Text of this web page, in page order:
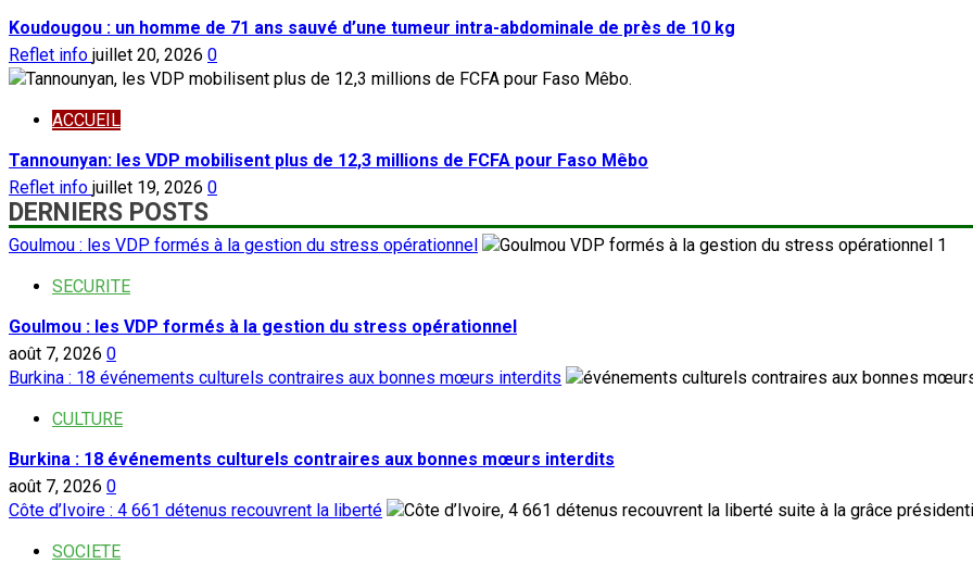
Koudougou : un homme de 71 ans sauvé d’une tumeur intra-abdominale de près de 10 kg
Reflet info juillet 20, 2026 0
ACCUEIL
Tannounyan: les VDP mobilisent plus de 12,3 millions de FCFA pour Faso Mêbo
Reflet info juillet 19, 2026 0
DERNIERS POSTS
Goulmou : les VDP formés à la gestion du stress opérationnel
1
SECURITE
Goulmou : les VDP formés à la gestion du stress opérationnel
août 7, 2026 0
Burkina : 18 événements culturels contraires aux bonnes mœurs interdits
CULTURE
Burkina : 18 événements culturels contraires aux bonnes mœurs interdits
août 7, 2026 0
Côte d’Ivoire : 4 661 détenus recouvrent la liberté
SOCIETE